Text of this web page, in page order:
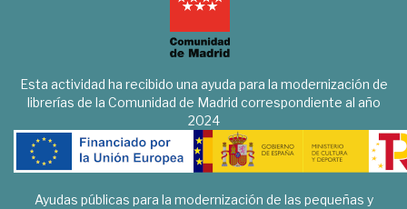
Esta actividad ha recibido una ayuda para la modernización de
librerías de la Comunidad de Madrid correspondiente al año
2024
Ayudas públicas para la modernización de las pequeñas y